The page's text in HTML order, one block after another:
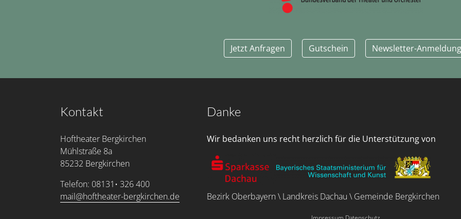
Jetzt Anfragen Gutschein Newsletter-Anmeldung
Kontakt
Hoftheater Bergkirchen
Mühlstraße 8a
85232 Bergkirchen
Telefon: 08131• 326 400
mail@hoftheater-bergkirchen.de
Danke
Wir bedanken uns recht herzlich für die Unterstützung von
Bezirk Oberbayern \ Landkreis Dachau \ Gemeinde Bergkirchen